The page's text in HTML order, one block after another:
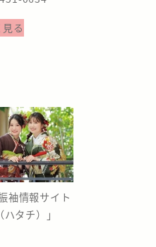
る
袖情報サイト
ハタチ）」